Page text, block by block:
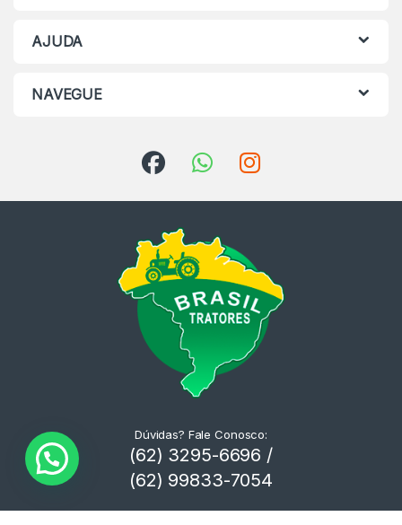
AJUDA
NAVEGUE
Dúvidas? Fale Conosco:
(62) 3295-6696 /
(62) 99833-7054